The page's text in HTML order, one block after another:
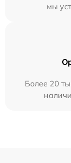
мы
Более 20